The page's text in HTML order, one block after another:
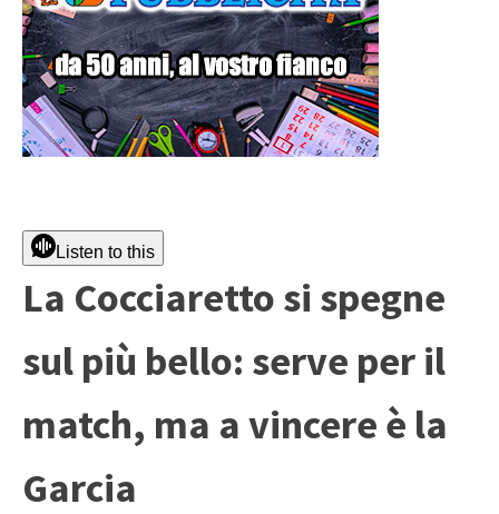
Listen to this
La Cocciaretto si spegne
sul più bello: serve per il
match, ma a vincere è la
Garcia